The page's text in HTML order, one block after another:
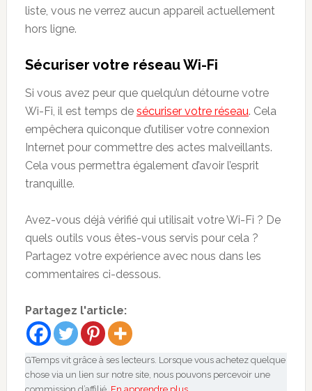
liste, vous ne verrez aucun appareil actuellement
hors ligne.
Sécuriser votre réseau Wi-Fi
Si vous avez peur que quelqu’un détourne votre
Wi-Fi, il est temps de sécuriser votre réseau. Cela
empêchera quiconque d’utiliser votre connexion
Internet pour commettre des actes malveillants.
Cela vous permettra également d’avoir l’esprit
tranquille.
Avez-vous déjà vérifié qui utilisait votre Wi-Fi ? De
quels outils vous êtes-vous servis pour cela ?
Partagez votre expérience avec nous dans les
commentaires ci-dessous.
Partagez l'article:
GTemps vit grâce à ses lecteurs. Lorsque vous achetez quelque
chose via un lien sur notre site, nous pouvons percevoir une